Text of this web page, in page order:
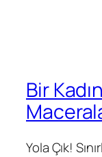
Bir
Yola Çık!